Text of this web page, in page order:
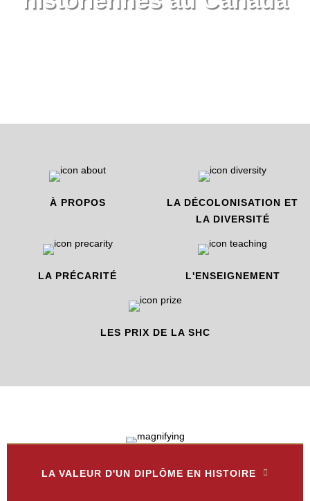
À PROPOS
LA DÉCOLONISATION ET
LA DIVERSITÉ
LA PRÉCARITÉ L'ENSEIGNEMENT
LES PRIX DE LA SHC
LA VALEUR D'UN DIPLÔME EN HISTOIRE